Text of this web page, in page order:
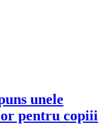
unele
pentru copiii